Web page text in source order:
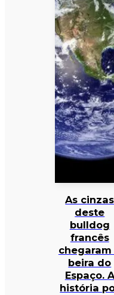
As cinzas
deste
bulldog
francês
chegaram
beira do
Espaço. A
história